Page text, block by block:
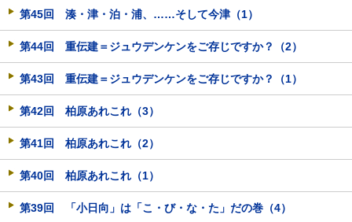
第45回 湊・津・泊・浦、……そして今津（1）
第44回 重伝建＝ジュウデンケンをご存じですか？（2）
第43回 重伝建＝ジュウデンケンをご存じですか？（1）
第42回 柏原あれこれ（3）
第41回 柏原あれこれ（2）
第40回 柏原あれこれ（1）
第39回 「小日向」は「こ・び・な・た」だの巻（4）